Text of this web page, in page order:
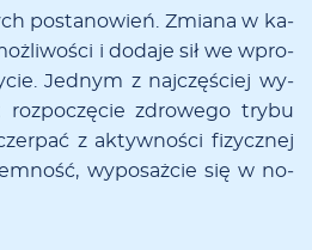
po­sta­no­wień. Zmia­na w ka­
i doda­je sił we wpro­
Jed­nym z naj­czę­ściej wy­
roz­po­czę­cie zdro­we­go try­bu
z ak­tyw­no­ści fi­zycz­nej
wy­po­saż­cie się w no­